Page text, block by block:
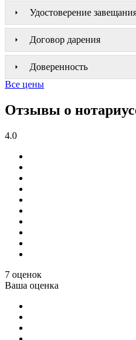
Удостоверение
Договор дарения
Доверенность
Все цены
Отзывы о
4.0
7 оценок
Ваша оценка